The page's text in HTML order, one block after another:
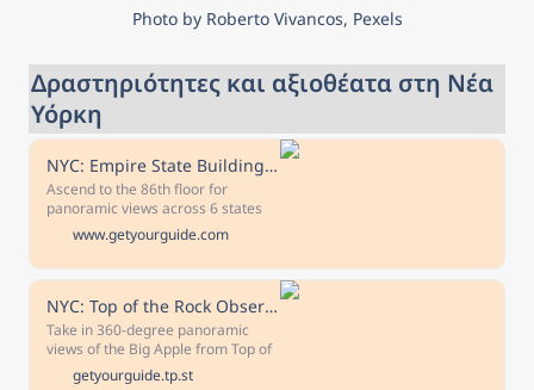
Photo by Roberto Vivancos, Pexels
Δραστηριότητες και αξιοθέατα στη Νέα
Υόρκη
NYC: Empire State Building Tickets & Skip-the-Line
Ascend to the 86th floor for
panoramic views across 6 states
from the highest 360-degree open-
air viewpoint in New York City. Go
even higher with the 102nd floor
combo ticket. Free cancellation
Cancel up to 24 hours in advance
to receive a full refund Reserve
now & pay later Keep your travel
plans flexible - book your spot and
pay nothing today.
www.getyourguide.com
NYC: Top of the Rock Observation Deck Ticket
Take in 360-degree panoramic
views of the Big Apple from Top of
the Rock’s iconic observation deck.
getyourguide.tp.st